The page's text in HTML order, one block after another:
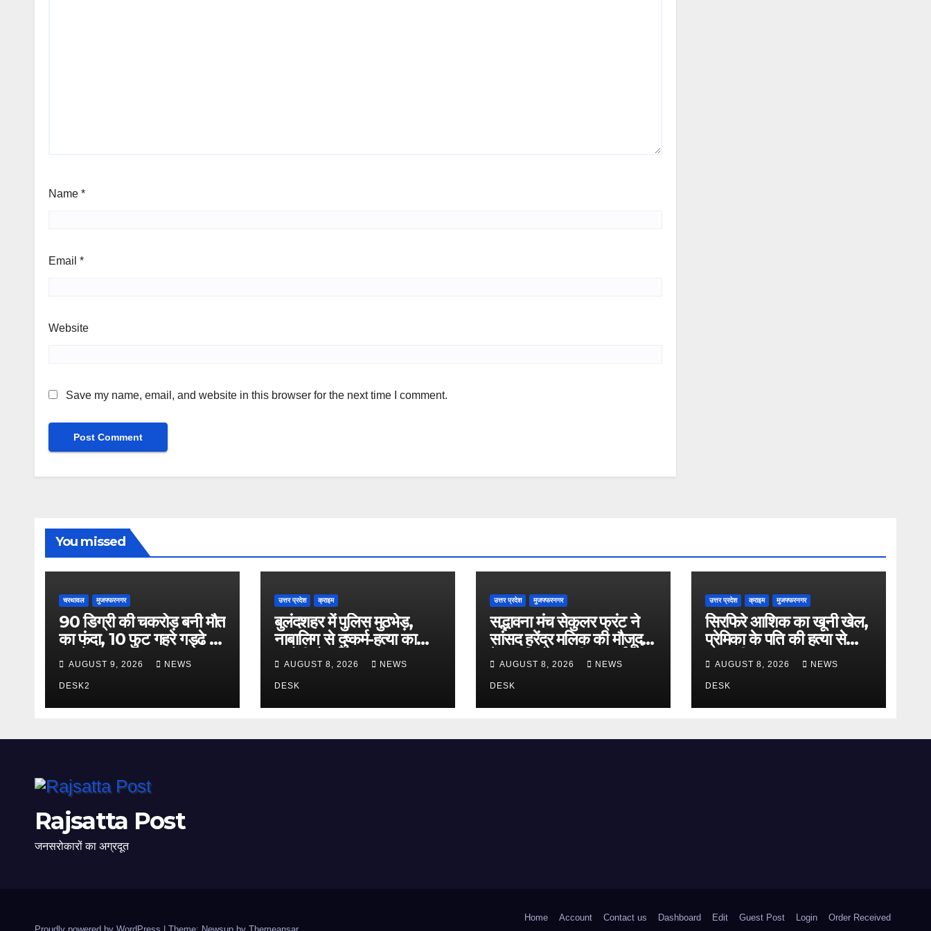
Name *
Email *
Website
Save my name, email, and website in this browser for the next time I comment.
You missed
चरथावल मुजफ्फरनगर
90 डिग्री की चकरोड़ बनी मौत
का फंदा, 10 फुट गहरे गड्ढे से
हादसे का खतरा
AUGUST 9, 2026 NEWS
DESK2
उत्तर प्रदेश क्राइम
बुलंदशहर में पुलिस मुठभेड़,
नाबालिग से दुष्कर्म-हत्या का
आरोपी मोनू ढेर; 50 हजार का
था इनाम
AUGUST 8, 2026 NEWS
DESK
उत्तर प्रदेश मुजफ्फरनगर
सद्भावना मंच सेकुलर फ्रंट ने
सांसद हरेंद्र मलिक की मौजूदगी
में कांवड़ियों पर की पुष्पवर्षा,
भाईचारे और सद्भावना का दिया
संदेश
AUGUST 8, 2026 NEWS
DESK
उत्तर प्रदेश क्राइम मुजफ्फरनगर
सिरफिरे आशिक का खूनी खेल,
प्रेमिका के पति की हत्या से
सनसनी
AUGUST 8, 2026 NEWS
DESK
Rajsatta Post
जनसरोकारों का अग्रदूत
Home Account Contact us Dashboard Edit Guest Post Login Order Received